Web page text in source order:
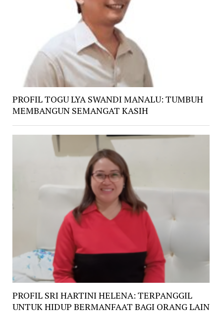
PROFIL TOGU LYA SWANDI MANALU: TUMBUH
MEMBANGUN SEMANGAT KASIH
PROFIL SRI HARTINI HELENA: TERPANGGIL
UNTUK HIDUP BERMANFAAT BAGI ORANG LAIN